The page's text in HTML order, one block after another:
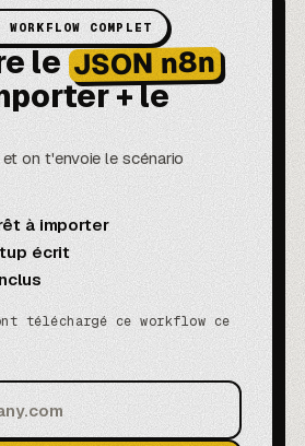
COMPLET
le JSON n8n
+ le
on t'envoie le scénario
à importer
écrit
téléchargé ce workflow ce